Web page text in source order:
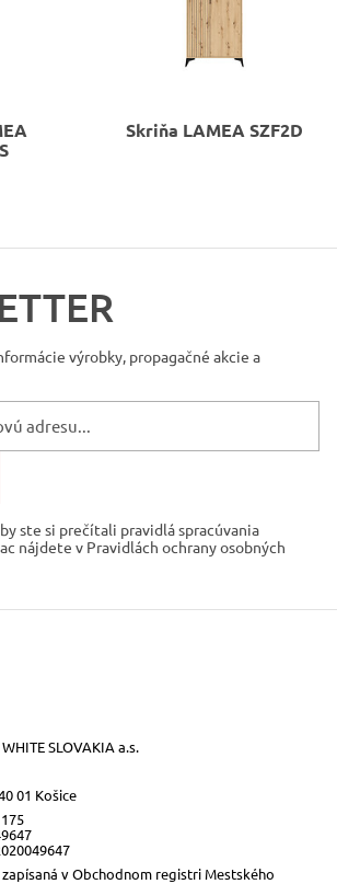
Skriňa LAMEA SZF2D
výrobky, propagačné akcie a
ste si prečítali pravidlá spracúvania
nájdete v Pravidlách ochrany osobných
WHITE SLOVAKIA a.s.
01 Košice
v Obchodnom registri Mestského